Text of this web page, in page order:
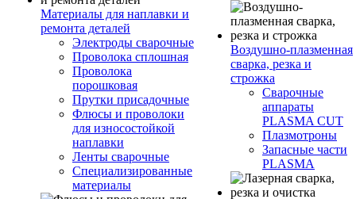
Материалы для наплавки и
ремонта деталей
Электроды сварочные
Проволока сплошная
Проволока
порошковая
Прутки присадочные
Флюсы и проволоки
для износостойкой
наплавки
Ленты сварочные
Специализированные
материалы
Воздушно-плазменная
сварка, резка и
строжка
Сварочные
аппараты
PLASMA CUT
Плазмотроны
Запасные части
PLASMA